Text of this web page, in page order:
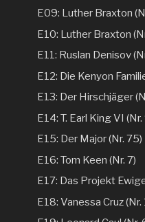
E09: Luther Braxton
E10: Luther Braxton
E11: Ruslan Denisov
E12: Die Kenyon
E13: Der Hirschjäger
E14: T. Earl King VI
E15: Der Major (Nr. 75)
E16: Tom Keen (Nr. 7)
E17: Das Projekt
E18: Vanessa Cruz (Nr.